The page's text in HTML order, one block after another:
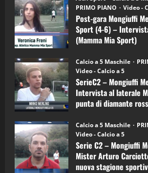
gara
Mongiuffi
Melia
–
Mamma
Mia
Sport
6)
–
Intervista
a
mister
Arturo
Carciotto
(Mongiuffi
PRIMO PIANO
Video -
Post-gara Mongiuffi
Sport (4-6) –
(Mamma Mia Sport)
Calcio a 5 Maschile
Video - Calcio a 5
SerieC2 – Mongiuffi
Intervista al laterale
punta di diamante
Calcio a 5 Maschile
Video - Calcio a 5
Serie C2 – Mongiuffi
Mister Arturo
nuova stagione
3
(Martedi 21 Aprile
21/04/2026
4
“SportEmpire” in
(Martedi 14 Aprile 2026)
15/04/2026
5
“SportEmpire” in
(Martedi 07 Aprile 2026)
08/04/2026